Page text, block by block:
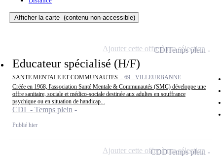
Afficher la carte (contenu non-accessible)
Educateur spécialisé (H/F)
SANTE MENTALE ET COMMUNAUTES - 69 - VILLEURBANNE
Créée en 1968, l'association Santé Mentale & Communautés (SMC) développe une
offre sanitaire, sociale et médico-sociale destinée aux adultes en souffrance
psychique ou en situation de handicap...
CDI - Temps plein
Publié hier
CDITemps plein
Ajouter cette offre à ma sélection
CDDTemps plein
Ajouter cette offre à ma sélection